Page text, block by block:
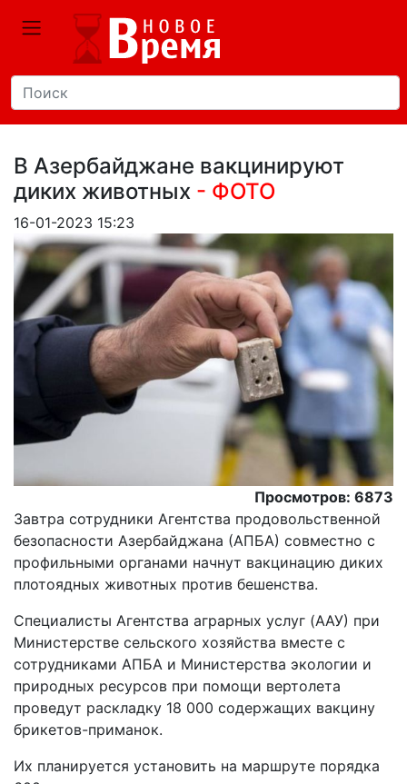
В Азербайджане вакцинируют
диких животных - ФОТО
16-01-2023 15:23
Просмотров: 6873
Завтра сотрудники Агентства продовольственной
безопасности Азербайджана (АПБА) совместно с
профильными органами начнут вакцинацию диких
плотоядных животных против бешенства.
Cпециалисты Агентства аграрных услуг (AАУ) при
Министерстве сельского хозяйства вместе с
сотрудниками АПБА и Министерства экологии и
природных ресурсов при помощи вертолета
проведут раскладку 18 000 содержащих вакцину
брикетов-приманок.
Их планируется установить на маршруте порядка